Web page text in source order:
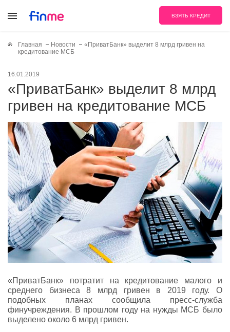
ВЗЯТЬ КРЕДИТ
Главная Новости
«ПриватБанк» выделит 8 млрд гривен на
кредитование МСБ
16.01.2019
«ПриватБанк» выделит 8 млрд
гривен на кредитование МСБ
«ПриватБанк» потратит на кредитование малого и
среднего бизнеса 8 млрд гривен в 2019 году. О
подобных планах сообщила пресс-служба
финучреждения. В прошлом году на нужды МСБ было
выделено около 6 млрд гривен.